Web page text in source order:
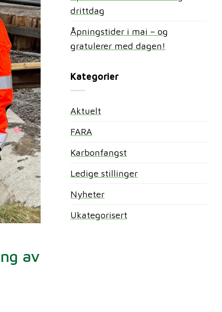
av
drittdag
Åpningstider i mai – og
gratulerer med dagen!
Kategorier
Aktuelt
FARA
Karbonfangst
Ledige stillinger
Nyheter
Ukategorisert